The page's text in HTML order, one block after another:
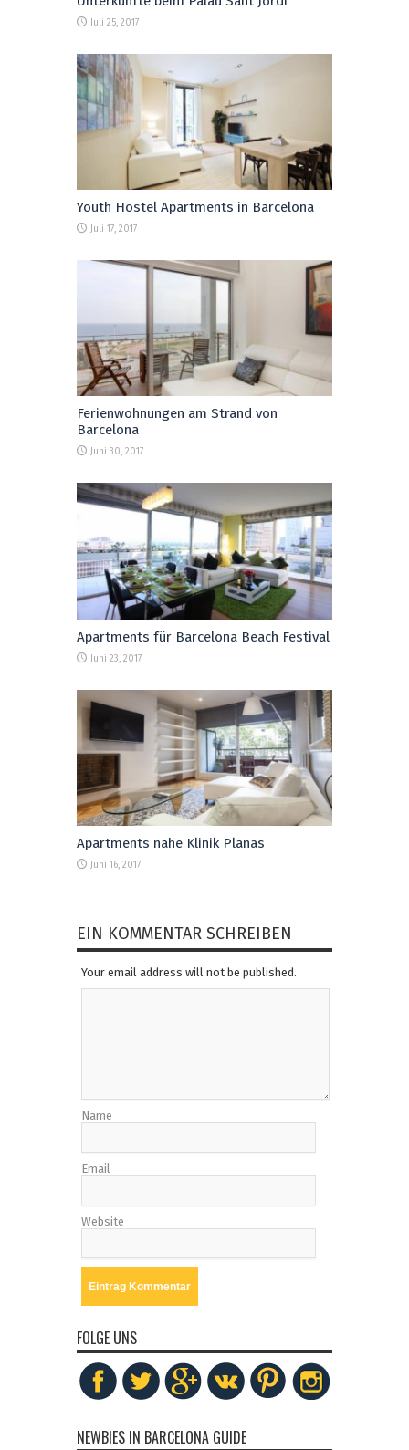
Juli 25, 2017
Youth Hostel Apartments in Barcelona
Juli 17, 2017
Ferienwohnungen am Strand von
Barcelona
Juni 30, 2017
Apartments für Barcelona Beach Festival
Juni 23, 2017
Apartments nahe Klinik Planas
Juni 16, 2017
EIN KOMMENTAR SCHREIBEN
Your email address will not be published.
Name
Email
Website
FOLGE UNS
NEWBIES IN BARCELONA GUIDE